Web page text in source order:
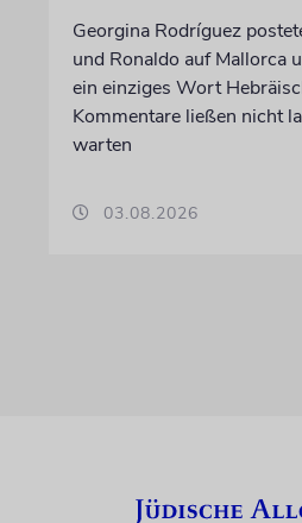
Georgina Rodríguez
und Ronaldo auf Mallorca
ein einziges Wort
Kommentare ließen nicht
warten
03.08.2026